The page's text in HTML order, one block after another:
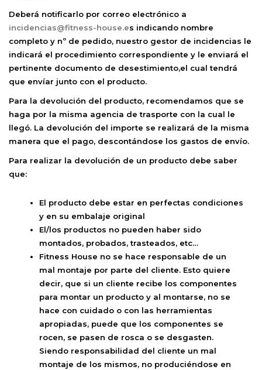
Deberá notificarlo por correo electrónico a
incidencias@fitness-house.es indicando nombre
completo y nº de pedido, nuestro gestor de incidencias le
indicará el procedimiento correspondiente y le enviará el
pertinente documento de desestimiento,el cual tendrá
que envíar junto con el producto.
Para la devolución del producto, recomendamos que se
haga por la misma agencia de trasporte con la cual le
llegó. La devolución del importe se realizará de la misma
manera que el pago, descontándose los gastos de envío.
Para realizar la devolución de un producto debe saber
que:
El producto debe estar en perfectas condiciones
y en su embalaje original
El/los productos no pueden haber sido
montados, probados, trasteados, etc…
Fitness House no se hace responsable de un
mal montaje por parte del cliente. Esto quiere
decir, que si un cliente recibe los componentes
para montar un producto y al montarse, no se
hace con cuidado o con las herramientas
apropiadas, puede que los componentes se
rocen, se pasen de rosca o se desgasten.
Siendo responsabilidad del cliente un mal
montaje de los mismos, no produciéndose en